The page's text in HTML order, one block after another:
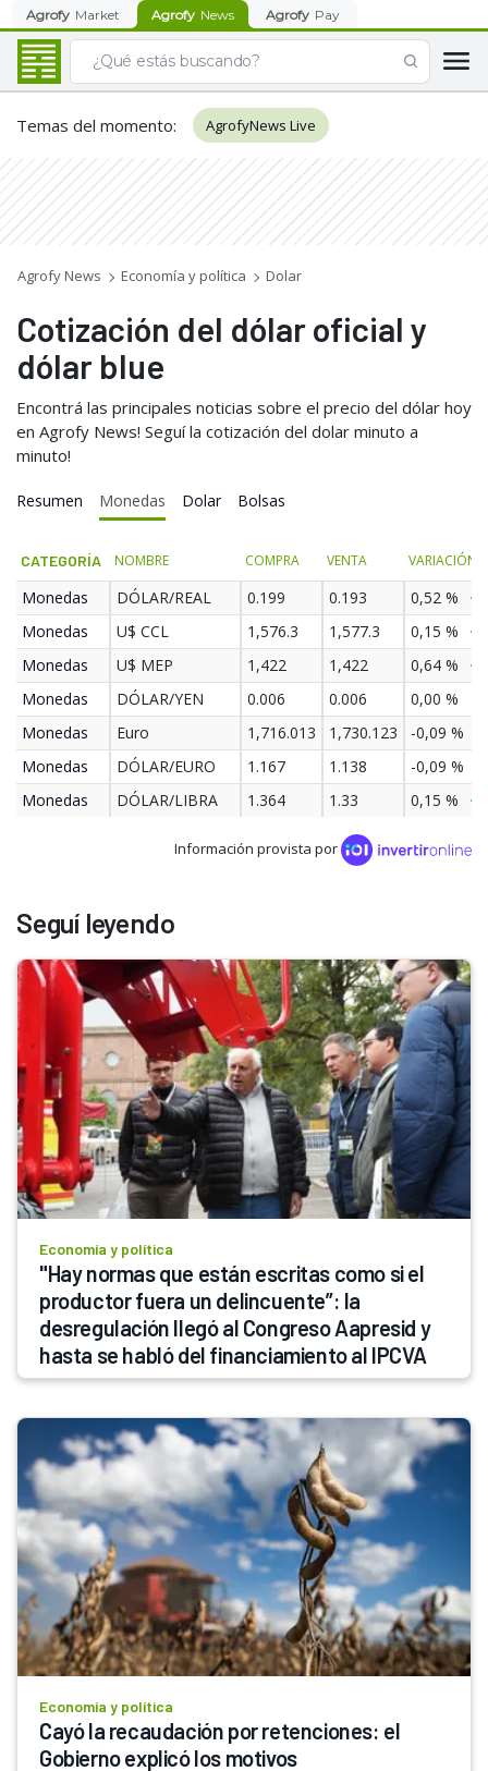
Agrofy Market Agrofy News Agrofy Pay
Temas del momento: AgrofyNews Live
Agrofy News Economía y política Dolar
Cotización del dólar oficial y
dólar blue
Encontrá las principales noticias sobre el precio del dólar hoy
en Agrofy News! Seguí la cotización del dolar minuto a
minuto!
Resumen Monedas Dolar Bolsas
CATEGORÍA NOMBRE COMPRA VENTA VARIACIÓN
Monedas DÓLAR/REAL 0.199 0.193
0,52 %
Monedas
U$ CCL 1,576.3 1,577.3
0,15 %
Monedas
U$ MEP 1,422 1,422
0,64 %
Monedas
DÓLAR/YEN 0.006 0.006
0,00 %
Monedas
Euro 1,716.013 1,730.123
-0,09 %
Monedas
DÓLAR/EURO 1.167 1.138
-0,09 %
Monedas
DÓLAR/LIBRA 1.364 1.33 0,15 %
Información provista por
Seguí leyendo
Economía y política
"Hay normas que están escritas como si el
productor fuera un delincuente”: la
desregulación llegó al Congreso Aapresid y
hasta se habló del financiamiento al IPCVA
Economía y política
Cayó la recaudación por retenciones: el
Gobierno explicó los motivos